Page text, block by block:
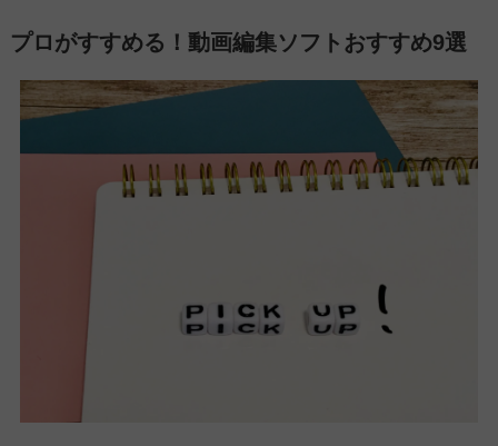
プロがすすめる！動画編集ソフトおすすめ9選